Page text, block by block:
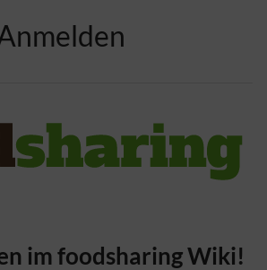
im foodsharing Wiki!